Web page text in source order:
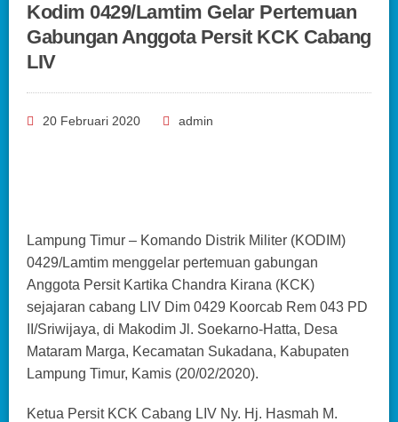
Kodim 0429/Lamtim Gelar Pertemuan
Gabungan Anggota Persit KCK Cabang
LIV
20 Februari 2020 admin
Lampung Timur – Komando Distrik Militer (KODIM)
0429/Lamtim menggelar pertemuan gabungan
Anggota Persit Kartika Chandra Kirana (KCK)
sejajaran cabang LIV Dim 0429 Koorcab Rem 043 PD
II/Sriwijaya, di Makodim Jl. Soekarno-Hatta, Desa
Mataram Marga, Kecamatan Sukadana, Kabupaten
Lampung Timur, Kamis (20/02/2020).
Ketua Persit KCK Cabang LIV Ny. Hj. Hasmah M.